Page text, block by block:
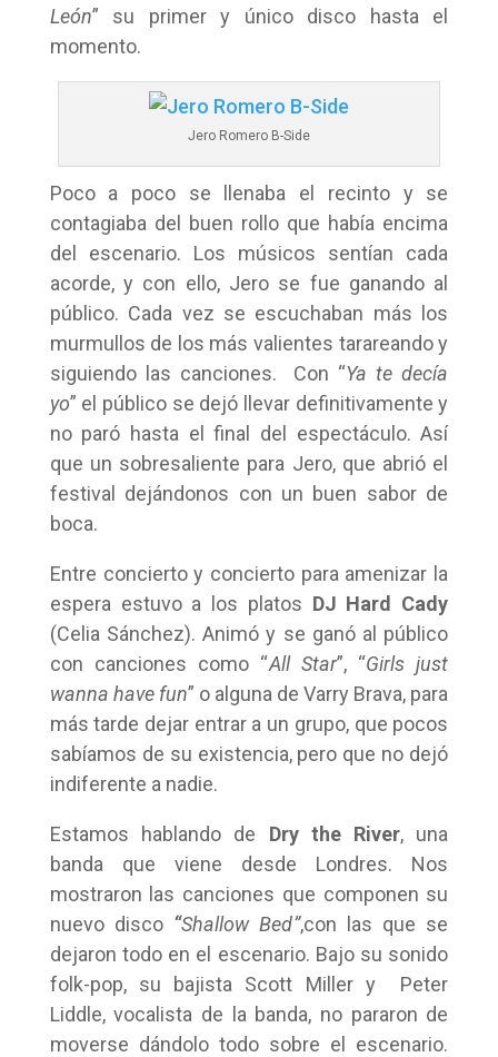
León” su primer y único disco hasta el
momento.
Jero Romero B-Side
Poco a poco se llenaba el recinto y se
contagiaba del buen rollo que había encima
del escenario. Los músicos sentían cada
acorde, y con ello, Jero se fue ganando al
público. Cada vez se escuchaban más los
murmullos de los más valientes tarareando y
siguiendo las canciones. Con “Ya te decía
yo” el público se dejó llevar definitivamente y
no paró hasta el final del espectáculo. Así
que un sobresaliente para Jero, que abrió el
festival dejándonos con un buen sabor de
boca.
Entre concierto y concierto para amenizar la
espera estuvo a los platos DJ Hard Cady
(Celia Sánchez). Animó y se ganó al público
con canciones como “All Star”, “Girls just
wanna have fun” o alguna de Varry Brava, para
más tarde dejar entrar a un grupo, que pocos
sabíamos de su existencia, pero que no dejó
indiferente a nadie.
Estamos hablando de Dry the River, una
banda que viene desde Londres. Nos
mostraron las canciones que componen su
nuevo disco “Shallow Bed”,con las que se
dejaron todo en el escenario. Bajo su sonido
folk-pop, su bajista Scott Miller y Peter
Liddle, vocalista de la banda, no pararon de
moverse dándolo todo sobre el escenario.